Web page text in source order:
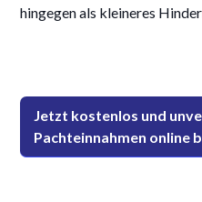
hingegen als kleineres
Jetzt kostenlos und
Pachteinnahmen online